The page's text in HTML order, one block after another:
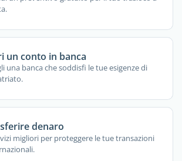
un conto in banca
una banca che soddisfi le tue esigenze di
denaro
migliori per proteggere le tue transazioni